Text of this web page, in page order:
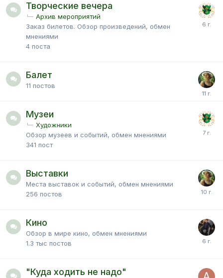
Творческие вечера
Архив мероприятий
Заказ билетов. Обзор произведений, обмен
мнениями
4 поста
Балет
11 постов
Музеи
Художники
Обзор музеев и событий, обмен мнениями
341 пост
Выставки
Места выставок и событий, обмен мнениями
256 постов
Кино
Обзор в мире кино, обмен мнениями
1.3 тыс постов
"Куда ходить не надо"